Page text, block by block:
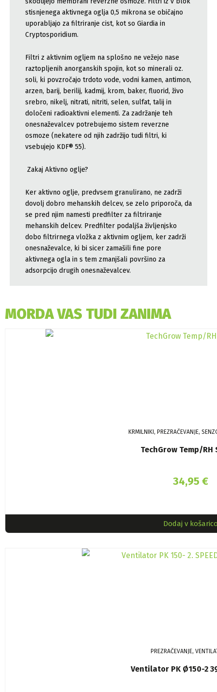
stisnjenega aktivnega oglja 0,5 mikrona se običajno
uporabljajo za filtriranje cist, kot so Giardia in
Cryptosporidium.
Filtri z aktivnim ogljem na splošno ne vežejo nase
raztopljenih anorganskih spojin, kot so minerali oz.
soli, ki povzročajo trdoto vode, vodni kamen, antimon,
arzen, barij, berilij, kadmij, krom, baker, fluorid, živo
srebro, nikelj, nitrati, nitriti, selen, sulfat, talij in
določeni radioaktivni elementi. Za zadržanje teh
onesnaževalcev potrebujemo sistem reverzne
osmoze (nekatere od njih zadržijo tudi filtri, ki
vsebujejo KDF® 55).
Zakaj Aktivno oglje?
Ker aktivno oglje, predvsem granulirano, ne zadrži
dovolj dobro mehanskih delcev, se zelo priporoča, da
se pred njim namesti predfilter za filtriranje
mehanskih delcev. Predfilter podaljša življenjsko
dobo filtrirnega vložka z aktivnim ogljem, ker zadrži
onesnaževalce, ki bi sicer zamašili fine pore
aktivnega ogla in s tem zmanjšali površino za
adsorpcijo drugih onesnaževalcev.
MORDA VAS TUDI ZANIMA
KRMILNIKI, PREZRAČEVANJE,
TechGrow Temp/RH
34,95 €
Dodaj v
PREZRAČEVANJE,
Ventilator PK Ø150-2